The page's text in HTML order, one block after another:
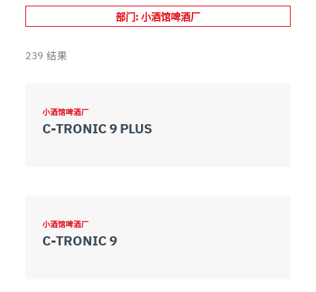
部门: 小酒馆啤酒厂
239 结果
小酒馆啤酒厂
C-TRONIC 9 PLUS
小酒馆啤酒厂
C-TRONIC 9